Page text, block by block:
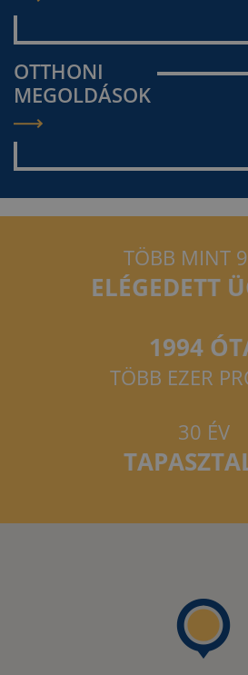
OTTHONI
MEGOLDÁSOK
TÖBB MINT
ELÉGEDETT
1994
TÖBB EZER
30 ÉV